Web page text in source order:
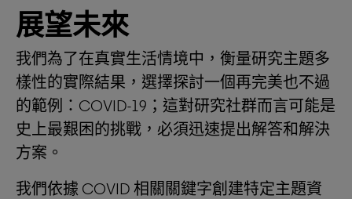
展望未來
我們為了在真實生活情境中，衡量研究主題多
樣性的實際結果，選擇探討一個再完美也不過
的範例：COVID-19；這對研究社群而言可能是
史上最艱困的挑戰，必須迅速提出解答和解決
方案。
我們依據 COVID 相關關鍵字創建特定主題資